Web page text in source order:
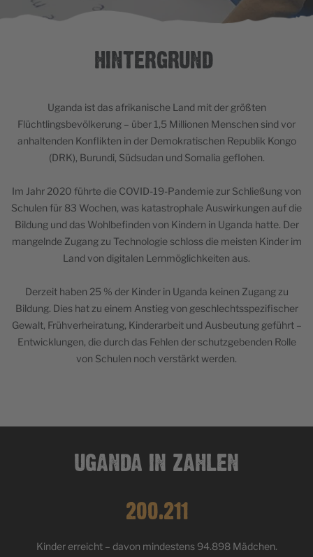
HINTERGRUND
Uganda ist das afrikanische Land mit der größten
Flüchtlingsbevölkerung – über 1,5 Millionen Menschen sind vor
anhaltenden Konflikten in der Demokratischen Republik Kongo
(DRK), Burundi, Südsudan und Somalia geflohen.
Im Jahr 2020 führte die COVID-19-Pandemie zur Schließung von
Schulen für 83 Wochen, was katastrophale Auswirkungen auf die
Bildung und das Wohlbefinden von Kindern in Uganda hatte. Der
mangelnde Zugang zu Technologie schloss die meisten Kinder im
Land von digitalen Lernmöglichkeiten aus.
Derzeit haben 25 % der Kinder in Uganda keinen Zugang zu
Bildung. Dies hat zu einem Anstieg von geschlechtsspezifischer
Gewalt, Frühverheiratung, Kinderarbeit und Ausbeutung geführt –
Entwicklungen, die durch das Fehlen der schutzgebenden Rolle
von Schulen noch verstärkt werden.
UGANDA IN ZAHLEN
200.211
Kinder erreicht – davon mindestens 94.898 Mädchen.